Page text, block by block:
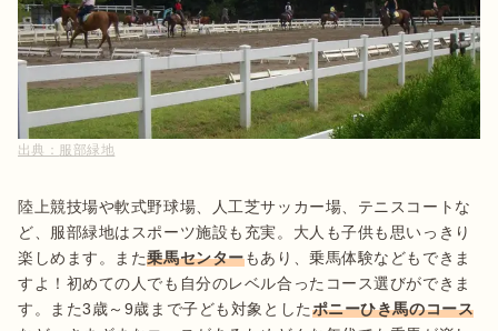
出典： 服部緑地
陸上競技場や軟式野球場、人工芝サッカー場、テニスコートな
ど、服部緑地はスポーツ施設も充実。大人も子供も思いっきり
楽しめます。また乗馬センターもあり、乗馬体験などもできま
すよ！初めての人でも自分のレベル合ったコース選びができま
す。また3歳～9歳まで子ども対象としたポニーひき馬のコース